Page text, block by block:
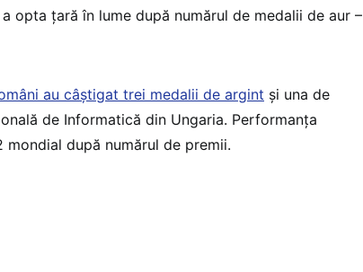
opta țară în lume după numărul de medalii de aur –
au câștigat trei medalii de argint și una de
de Informatică din Ungaria. Performanța
mondial după numărul de premii.